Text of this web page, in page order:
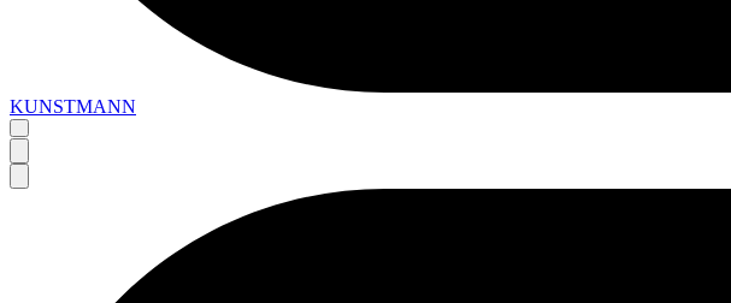
KUNSTMANN